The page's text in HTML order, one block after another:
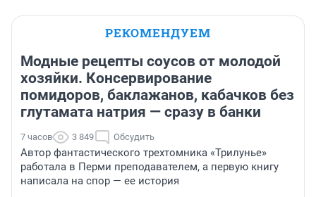
РЕКОМЕНДУЕМ
Модные рецепты соусов от молодой
хозяйки. Консервирование
помидоров, баклажанов, кабачков без
глутамата натрия — сразу в банки
7 часов 3 849 Обсудить
Автор фантастического трехтомника «Трилунье»
работала в Перми преподавателем, а первую книгу
написала на спор — ее история